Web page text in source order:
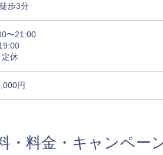
歩3分
〜21:00
定休
円
・料金・キャンペー